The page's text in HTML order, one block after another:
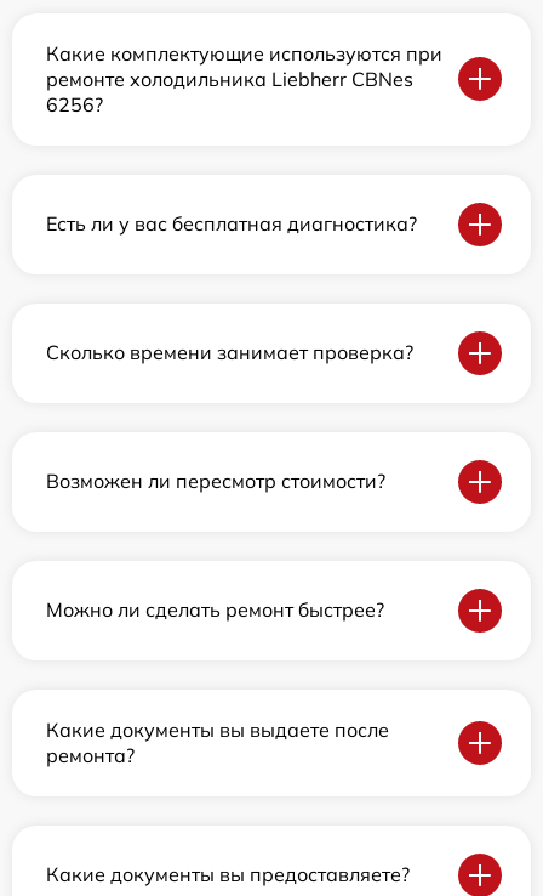
Какие комплектующие используются при
ремонте холодильника Liebherr CBNes
6256?
Есть ли у вас бесплатная диагностика?
Сколько времени занимает проверка?
Возможен ли пересмотр стоимости?
Можно ли сделать ремонт быстрее?
Какие документы вы выдаете после
ремонта?
Какие документы вы предоставляете?